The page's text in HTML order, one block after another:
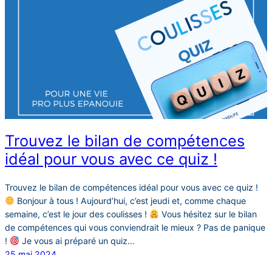
Trouvez le bilan de compétences
idéal pour vous avec ce quiz !
Trouvez le bilan de compétences idéal pour vous avec ce quiz !
Bonjour à tous ! Aujourd’hui, c’est jeudi et, comme chaque
semaine, c’est le jour des coulisses !
Vous hésitez sur le bilan
de compétences qui vous conviendrait le mieux ? Pas de panique
!
Je vous ai préparé un quiz…